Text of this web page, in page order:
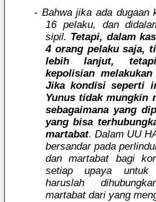
- Bahwa jika ada dugaan
16 pelaku, dan
sipil. Tetapi, dalam
4 orang pelaku saja,
lebih lanjut,
kepolisian
Jika kondisi seperti
Yunus tidak mungkin
sebagaimana yang
yang bisa
martabat. Dalam UU
bersandar pada
dan martabat bagi
setiap upaya untuk
haruslah
martabat dari yang